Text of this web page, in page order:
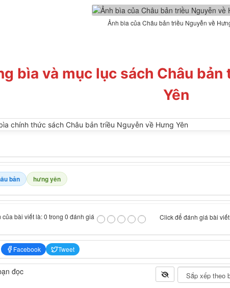
Ảnh bìa của Châu bản triều Nguyễn về
bìa và mục lục sách Châu
Yên
bản hưng yên
của bài viết là: 0 trong 0 đánh giá Click để đánh giá bài viết
Facebook Tweet
đọc